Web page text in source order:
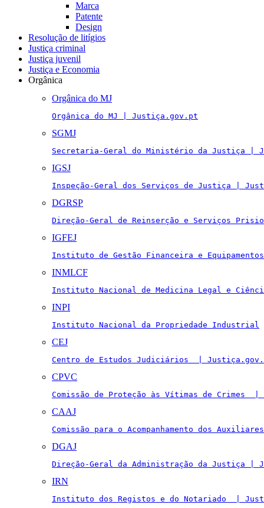
Marca
Patente
Design
Resolução de litígios
Justiça criminal
Justiça juvenil
Justiça e Economia
Orgânica
Orgânica do MJ
Orgânica do MJ | Justiça.gov.pt
SGMJ
Secretaria-Geral do Ministério da Justiça |
IGSJ
Inspeção-Geral dos Serviços de Justiça |
DGRSP
Direção-Geral de Reinserção e Serviços
IGFEJ
Instituto de Gestão Financeira e
INMLCF
Instituto Nacional de Medicina Legal e
INPI
Instituto Nacional da Propriedade Industrial
CEJ
Centro de Estudos Judiciários  |
CPVC
Comissão de Proteção às Vítimas de Crimes
CAAJ
Comissão para o Acompanhamento dos
DGAJ
Direção-Geral da Administração da Justiça |
IRN
Instituto dos Registos e do Notariado  |